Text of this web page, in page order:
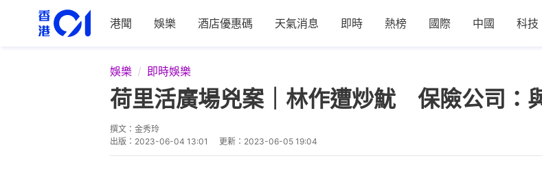
港聞 娛樂 酒店優惠碼 天氣消息 即時 熱榜 國際 中國 科技
娛樂 即時娛樂
荷里活廣場兇案｜林作遭炒魷 保險公司：
撰文： 金秀玲
出版： 2023-06-04 13:01 更新： 2023-06-05 19:04